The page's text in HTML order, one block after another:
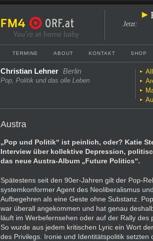
Jetzt:
TERMINE ABOUT KONTAKT SHOP
Christian Lehner Berlin
Pop, Politik und das olle Leben
Austra
„Pop und Politik“ ist peinlich, oder? Katie
Interview über kollektive Depression,
das neue Austra-Album „Future Politics“.
Spätestens seit den 90er-Jahren gilt der Pop-
systemkonformer Agent des Neoliberalismus
Aufbegehren als eine Geste ohne Substanz.
war überall angekommen und hat genau
läuft im Werbefernsehen oder auf der Rally des
So wurde aus jedem kritischen Lyric ein Wort
des Privilegs. Ironie und Identitätspolitik setzten